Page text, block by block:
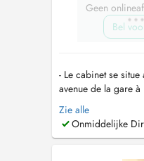
Geen
Bel
- Le cabinet se
avenue de la gare à
de l'immeuble se
de la pharmacie des
Stationnement aisé
Zie alle
Onmiddelijke